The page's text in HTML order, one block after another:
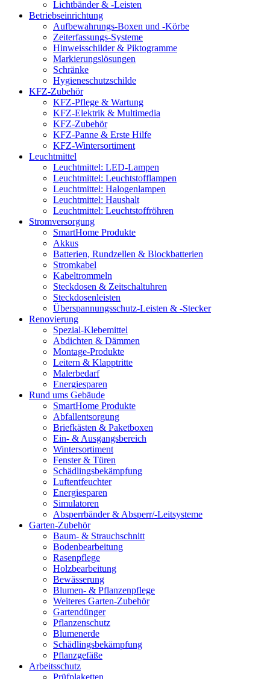
Lichtbänder & -Leisten
Betriebseinrichtung
Aufbewahrungs-Boxen und -Körbe
Zeiterfassungs-Systeme
Hinweisschilder & Piktogramme
Markierungslösungen
Schränke
Hygieneschutzschilde
KFZ-Zubehör
KFZ-Pflege & Wartung
KFZ-Elektrik & Multimedia
KFZ-Zubehör
KFZ-Panne & Erste Hilfe
KFZ-Wintersortiment
Leuchtmittel
Leuchtmittel: LED-Lampen
Leuchtmittel: Leuchtstofflampen
Leuchtmittel: Halogenlampen
Leuchtmittel: Haushalt
Leuchtmittel: Leuchtstoffröhren
Stromversorgung
SmartHome Produkte
Akkus
Batterien, Rundzellen & Blockbatterien
Stromkabel
Kabeltrommeln
Steckdosen & Zeitschaltuhren
Steckdosenleisten
Überspannungsschutz-Leisten & -Stecker
Renovierung
Spezial-Klebemittel
Abdichten & Dämmen
Montage-Produkte
Leitern & Klapptritte
Malerbedarf
Energiesparen
Rund ums Gebäude
SmartHome Produkte
Abfallentsorgung
Briefkästen & Paketboxen
Ein- & Ausgangsbereich
Wintersortiment
Fenster & Türen
Schädlingsbekämpfung
Luftentfeuchter
Energiesparen
Simulatoren
Absperrbänder & Absperr/-Leitsysteme
Garten-Zubehör
Baum- & Strauchschnitt
Bodenbearbeitung
Rasenpflege
Holzbearbeitung
Bewässerung
Blumen- & Pflanzenpflege
Weiteres Garten-Zubehör
Gartendünger
Pflanzenschutz
Blumenerde
Schädlingsbekämpfung
Pflanzgefäße
Arbeitsschutz
Prüfplaketten